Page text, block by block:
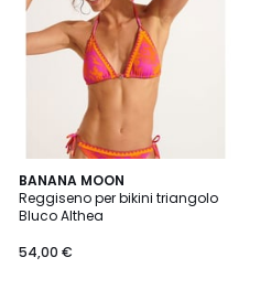
BANANA MOON
Reggiseno per bikini triangolo
Bluco Althea
54,00 €